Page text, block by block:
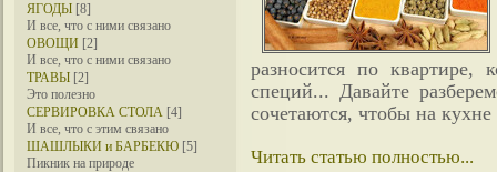
ЯГОДЫ [8]
И все, что с ними связано
ОВОЩИ [2]
И все, что с ними связано
ТРАВЫ [2]
Это полезно
СЕРВИРОВКА СТОЛА [4]
И все, что с этим связано
ШАШЛЫКИ и БАРБЕКЮ [5]
Пикник на природе
разносится по квартире,
специй... Давайте
сочетаются, чтобы на
Читать статью полностью...